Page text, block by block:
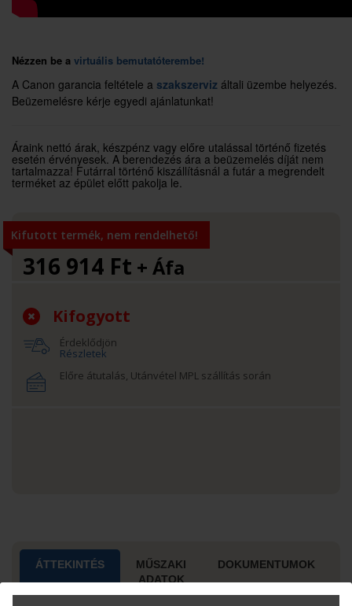
Nézzen be a virtuális bemutatóterembe!
A Canon garancia feltétele a szakszerviz általi üzembe helyezés.
Beüzemelésre kérje egyedi ajánlatunkat!
Áraink nettó árak, készpénz vagy előre utalással történő fizetés
esetén érvényesek. A berendezés ára a beüzemelés díját nem
tartalmazza! Futárral történő kiszállításnál a futár a megrendelt
terméket az épület előtt pakolja le.
Kifutott termék, nem rendelhető!
316 914 Ft + Áfa
Kifogyott
Érdeklődjön
Részletek
Előre átutalás, Utánvétel MPL szállítás során
ÁTTEKINTÉS
MŰSZAKI
ADATOK
DOKUMENTUMOK